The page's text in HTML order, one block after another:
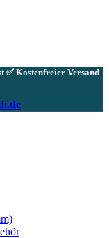
✅ Kostenfreier Versand